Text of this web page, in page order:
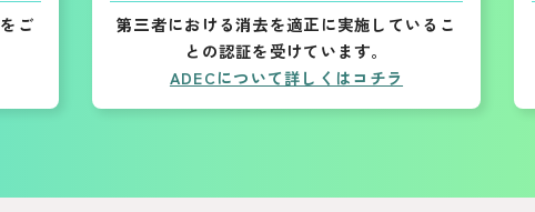
ご
第三者における消去を適正に実施しているこ
との認証を受けています。
ADECについて詳しくはコチラ